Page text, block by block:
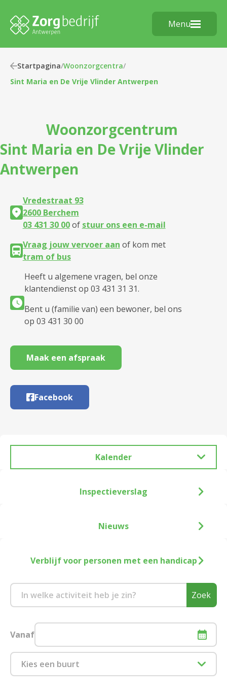
Menu
Startpagina/Woonzorgcentra/
Sint Maria en De Vrije Vlinder Antwerpen
Woonzorgcentrum
Sint Maria en De Vrije Vlinder
Antwerpen
Vredestraat 93
2600 Berchem
03 431 30 00of stuur ons een e-mail
Vraag jouw vervoer aan of kom met
tram of bus
Heeft u algemene vragen, bel onze
klantendienst op 03 431 31 31.
Bent u (familie van) een bewoner, bel ons
op 03 431 30 00
Maak een afspraak
Facebook
Kalender
Zoek
Vanaf
Kies een buurt
Inspectieverslag
Nieuws
Verblijf voor personen met een handicap